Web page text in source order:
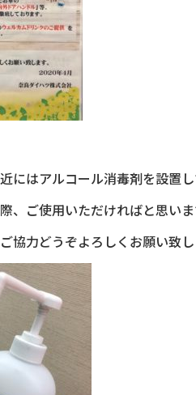
にはアルコール消毒剤を設置し
、ご使用いただければと思い
協力どうぞよろしくお願い致